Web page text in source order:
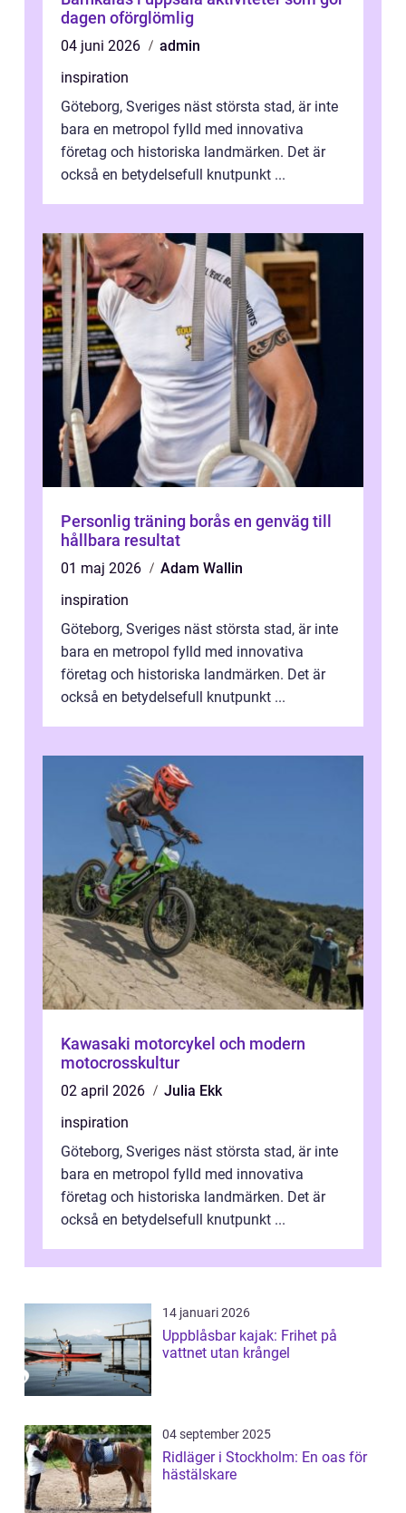
dagen oförglömlig
04 juni 2026
admin
inspiration
Göteborg, Sveriges näst största stad, är inte
bara en metropol fylld med innovativa
företag och historiska landmärken. Det är
också en betydelsefull knutpunkt ...
Personlig träning borås en genväg till
hållbara resultat
01 maj 2026
Adam Wallin
inspiration
Göteborg, Sveriges näst största stad, är inte
bara en metropol fylld med innovativa
företag och historiska landmärken. Det är
också en betydelsefull knutpunkt ...
Kawasaki motorcykel och modern
motocrosskultur
02 april 2026
Julia Ekk
inspiration
Göteborg, Sveriges näst största stad, är inte
bara en metropol fylld med innovativa
företag och historiska landmärken. Det är
också en betydelsefull knutpunkt ...
14 januari 2026
Uppblåsbar kajak: Frihet på
vattnet utan krångel
04 september 2025
Ridläger i Stockholm: En oas för
hästälskare